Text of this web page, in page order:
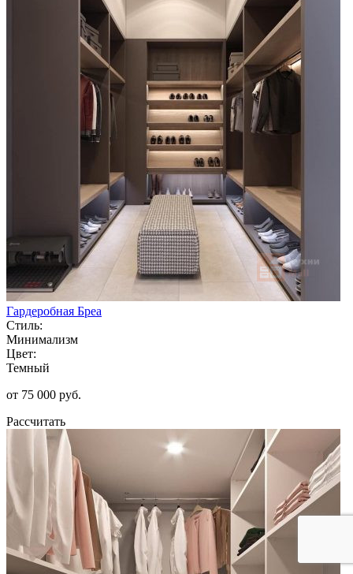
Гардеробная Бреа
Стиль:
Минимализм
Цвет:
Темный
от 75 000 руб.
Рассчитать